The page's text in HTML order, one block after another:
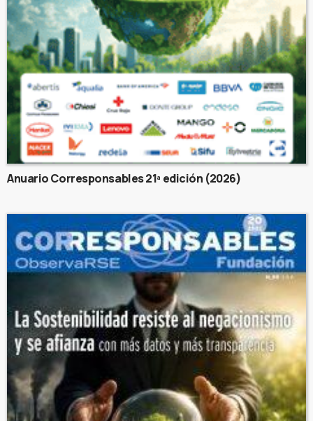
Anuario Corresponsables 21ª edición (2026)